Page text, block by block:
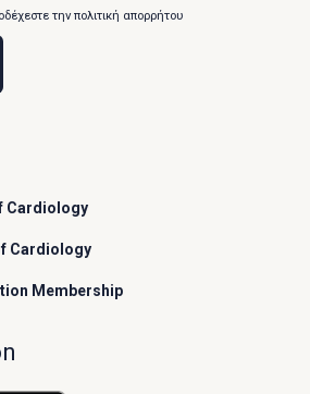
την πολιτική απορρήτου
Cardiology
Cardiology
Membership